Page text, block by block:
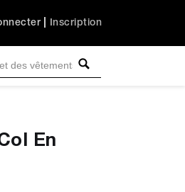
Inscription
En